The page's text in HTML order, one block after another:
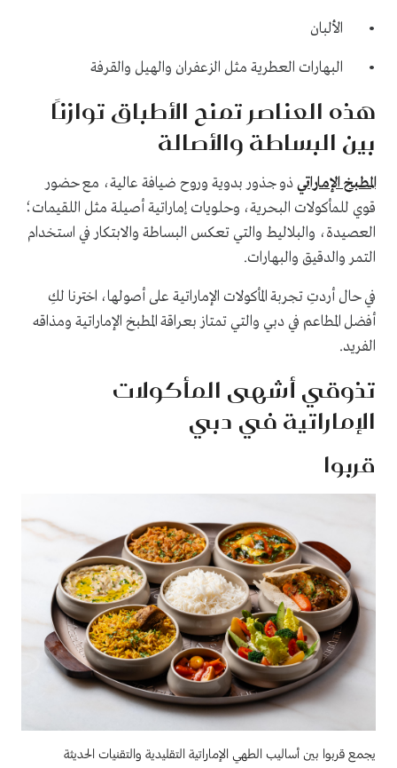
• الألبان
• البهارات العطرية مثل الزعفران والهيل والقرفة
هذه العناصر تمنح الأطباق توازنًا
بين البساطة والأصالة
المطبخ الإماراتيذو جذور بدوية وروح ضيافة عالية، مع حضور
قوي للمأكولات البحرية، وحلويات إماراتية أصيلة مثل اللقيمات؛
العصيدة، والبلاليط والتي تعكس البساطة والابتكار في استخدام
التمر والدقيق والبهارات.
في حال أردتِ تجربة المأكولات الإماراتية على أصولها، اخترنا لكِ
أفضل المطاعم في دبي والتي تمتاز بعراقة المطبخ الإماراتية ومذاقه
الفريد.
تذوقي أشهى المأكولات
الإماراتية في دبي
قربوا
يجمع قربوا بين أساليب الطهي الإماراتية التقليدية والتقنيات الحديثة